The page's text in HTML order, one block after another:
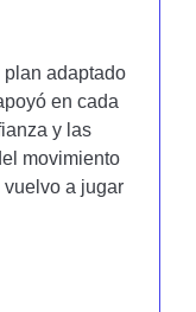
plan adaptado
en cada
y las
movimiento
a jugar